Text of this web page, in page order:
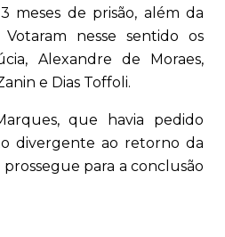
meses de prisão, além da
nesse sentido os
Alexandre de Moraes,
e Dias Toffoli.
que havia pedido
divergente ao retorno da
para a conclusão